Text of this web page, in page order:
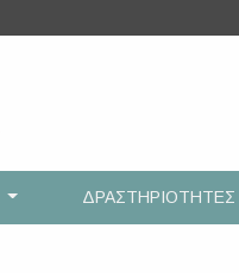
ΔΡΑΣΤΗΡΙΟΤΗΤΕΣ